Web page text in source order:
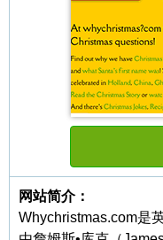
网站简介：
Whychristmas.com是